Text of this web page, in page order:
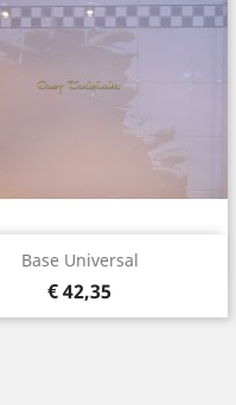
Base Universal
Prijs
€ 42,35
Snelle weergave